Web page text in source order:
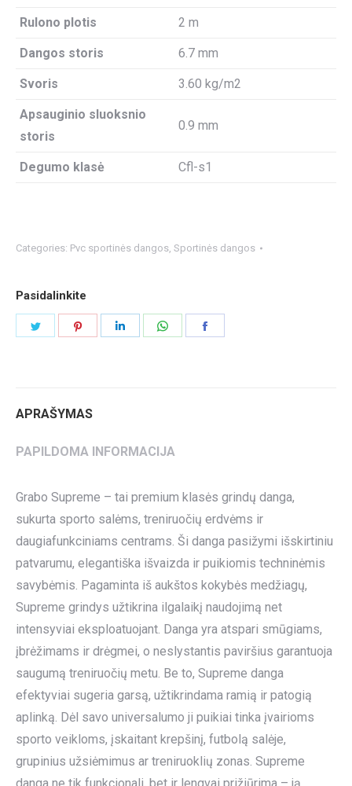
Rulono plotis 2 m
Dangos storis 6.7 mm
Svoris 3.60 kg/m2
Apsauginio sluoksnio
storis
0.9 mm
Degumo klasė Cfl-s1
Categories: Pvc sportinės dangos, Sportinės dangos
Pasidalinkite
APRAŠYMAS
PAPILDOMA INFORMACIJA
Grabo Supreme – tai premium klasės grindų danga,
sukurta sporto salėms, treniruočių erdvėms ir
daugiafunkciniams centrams. Ši danga pasižymi išskirtiniu
patvarumu, elegantiška išvaizda ir puikiomis techninėmis
savybėmis. Pagaminta iš aukštos kokybės medžiagų,
Supreme grindys užtikrina ilgalaikį naudojimą net
intensyviai eksploatuojant. Danga yra atspari smūgiams,
įbrėžimams ir drėgmei, o neslystantis paviršius garantuoja
saugumą treniruočių metu. Be to, Supreme danga
efektyviai sugeria garsą, užtikrindama ramią ir patogią
aplinką. Dėl savo universalumo ji puikiai tinka įvairioms
sporto veikloms, įskaitant krepšinį, futbolą salėje,
grupinius užsiėmimus ar treniruoklių zonas. Supreme